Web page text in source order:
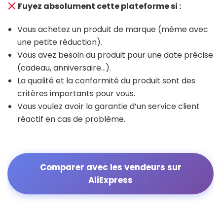
Fuyez absolument cette plateforme si :
Vous achetez un produit de marque (même avec
une petite réduction).
Vous avez besoin du produit pour une date précise
(cadeau, anniversaire…).
La qualité et la conformité du produit sont des
critères importants pour vous.
Vous voulez avoir la garantie d’un service client
réactif en cas de problème.
Comparer avec les vendeurs sur
AliExpress